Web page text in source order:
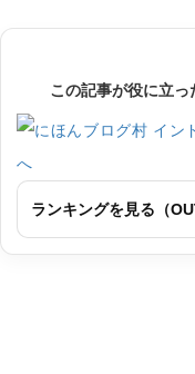
この記事が役に立
ランキングを見る（